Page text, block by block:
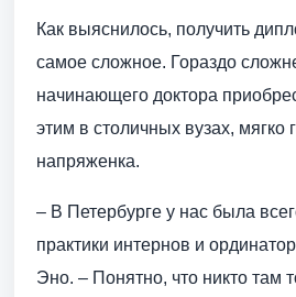
Как выяснилось, получить
самое сложное. Гораздо
начинающего доктора
этим в столичных вузах, мягко
напряженка.
– В Петербурге у нас была
практики интернов и
Эно. – Понятно, что никто там